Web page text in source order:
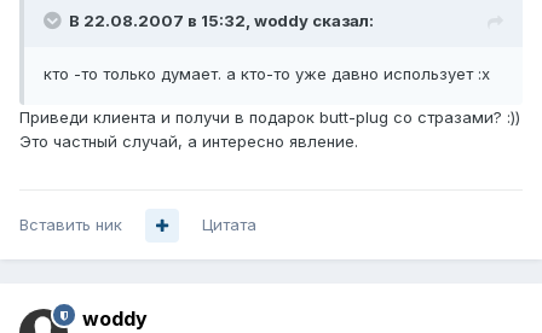
В 22.08.2007 в 15:32, woddy сказал:
кто -то только думает. а кто-то уже давно использует :x
Приведи клиента и получи в подарок butt-plug со стразами? :))
Это частный случай, а интересно явление.
Вставить ник Цитата
woddy